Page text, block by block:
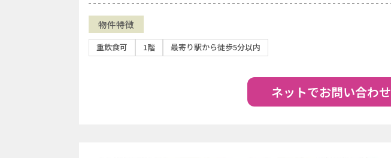
物件特徴
重飲食可 1階 最寄り駅から徒歩5分以内
ネットでお問い合わせ